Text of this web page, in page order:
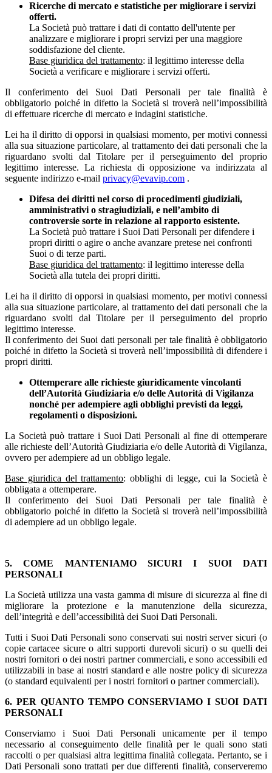
Ricerche di mercato e statistiche per migliorare i servizi
offerti.
La Società può trattare i dati di contatto dell'utente per
analizzare e migliorare i propri servizi per una maggiore
soddisfazione del cliente.
Base giuridica del trattamento: il legittimo interesse della
Società a verificare e migliorare i servizi offerti.
Il conferimento dei Suoi Dati Personali per tale finalità è
obbligatorio poiché in difetto la Società si troverà nell’impossibilità
di effettuare ricerche di mercato e indagini statistiche.
Lei ha il diritto di opporsi in qualsiasi momento, per motivi connessi
alla sua situazione particolare, al trattamento dei dati personali che la
riguardano svolti dal Titolare per il perseguimento del proprio
legittimo interesse. La richiesta di opposizione va indirizzata al
seguente indirizzo e-mail privacy@evavip.com .
Difesa dei diritti nel corso di procedimenti giudiziali,
amministrativi o stragiudiziali, e nell’ambito di
controversie sorte in relazione al rapporto esistente.
La Società può trattare i Suoi Dati Personali per difendere i
propri diritti o agire o anche avanzare pretese nei confronti
Suoi o di terze parti.
Base giuridica del trattamento: il legittimo interesse della
Società alla tutela dei propri diritti.
Lei ha il diritto di opporsi in qualsiasi momento, per motivi connessi
alla sua situazione particolare, al trattamento dei dati personali che la
riguardano svolti dal Titolare per il perseguimento del proprio
legittimo interesse.
Il conferimento dei Suoi dati personali per tale finalità è obbligatorio
poiché in difetto la Società si troverà nell’impossibilità di difendere i
propri diritti.
Ottemperare alle richieste giuridicamente vincolanti
dell’Autorità Giudiziaria e/o delle Autorità di Vigilanza
nonché per adempiere agli obblighi previsti da leggi,
regolamenti o disposizioni.
La Società può trattare i Suoi Dati Personali al fine di ottemperare
alle richieste dell’Autorità Giudiziaria e/o delle Autorità di Vigilanza,
ovvero per adempiere ad un obbligo legale.
Base giuridica del trattamento: obblighi di legge, cui la Società è
obbligata a ottemperare.
Il conferimento dei Suoi Dati Personali per tale finalità è
obbligatorio poiché in difetto la Società si troverà nell’impossibilità
di adempiere ad un obbligo legale.
5. COME MANTENIAMO SICURI I SUOI DATI
PERSONALI
La Società utilizza una vasta gamma di misure di sicurezza al fine di
migliorare la protezione e la manutenzione della sicurezza,
dell’integrità e dell’accessibilità dei Suoi Dati Personali.
Tutti i Suoi Dati Personali sono conservati sui nostri server sicuri (o
copie cartacee sicure o altri supporti durevoli sicuri) o su quelli dei
nostri fornitori o dei nostri partner commerciali, e sono accessibili ed
utilizzabili in base ai nostri standard e alle nostre policy di sicurezza
(o standard equivalenti per i nostri fornitori o partner commerciali).
6. PER QUANTO TEMPO CONSERVIAMO I SUOI DATI
PERSONALI
Conserviamo i Suoi Dati Personali unicamente per il tempo
necessario al conseguimento delle finalità per le quali sono stati
raccolti o per qualsiasi altra legittima finalità collegata. Pertanto, se i
Dati Personali sono trattati per due differenti finalità, conserveremo